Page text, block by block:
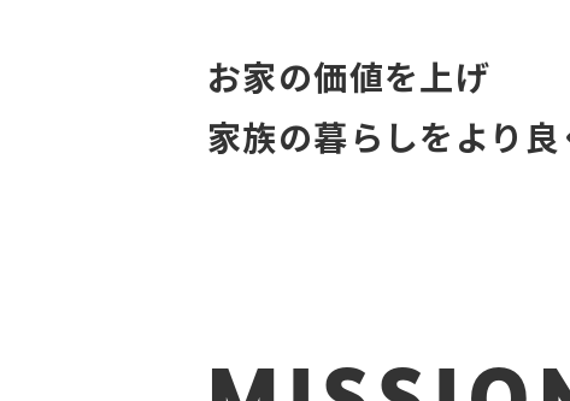
お家の価値を上げ
家族の暮らしをより良